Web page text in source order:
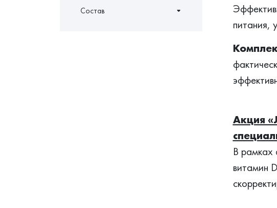
Состав
питания,
Акция
В рамках
витамин